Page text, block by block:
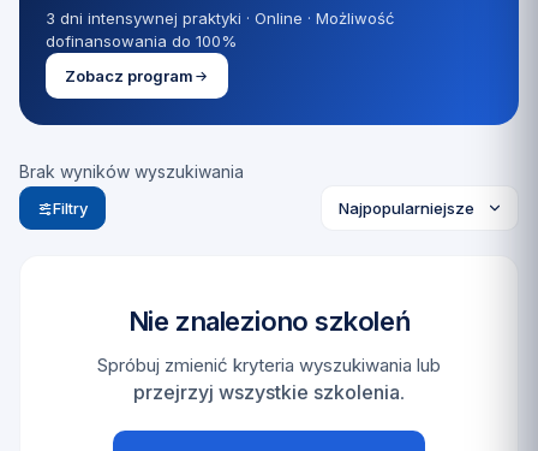
3 dni intensywnej praktyki · Online · Możliwość
dofinansowania do 100%
Zobacz program
Brak wyników wyszukiwania
Filtry
Nie znaleziono szkoleń
Spróbuj zmienić kryteria wyszukiwania lub
przejrzyj wszystkie szkolenia.